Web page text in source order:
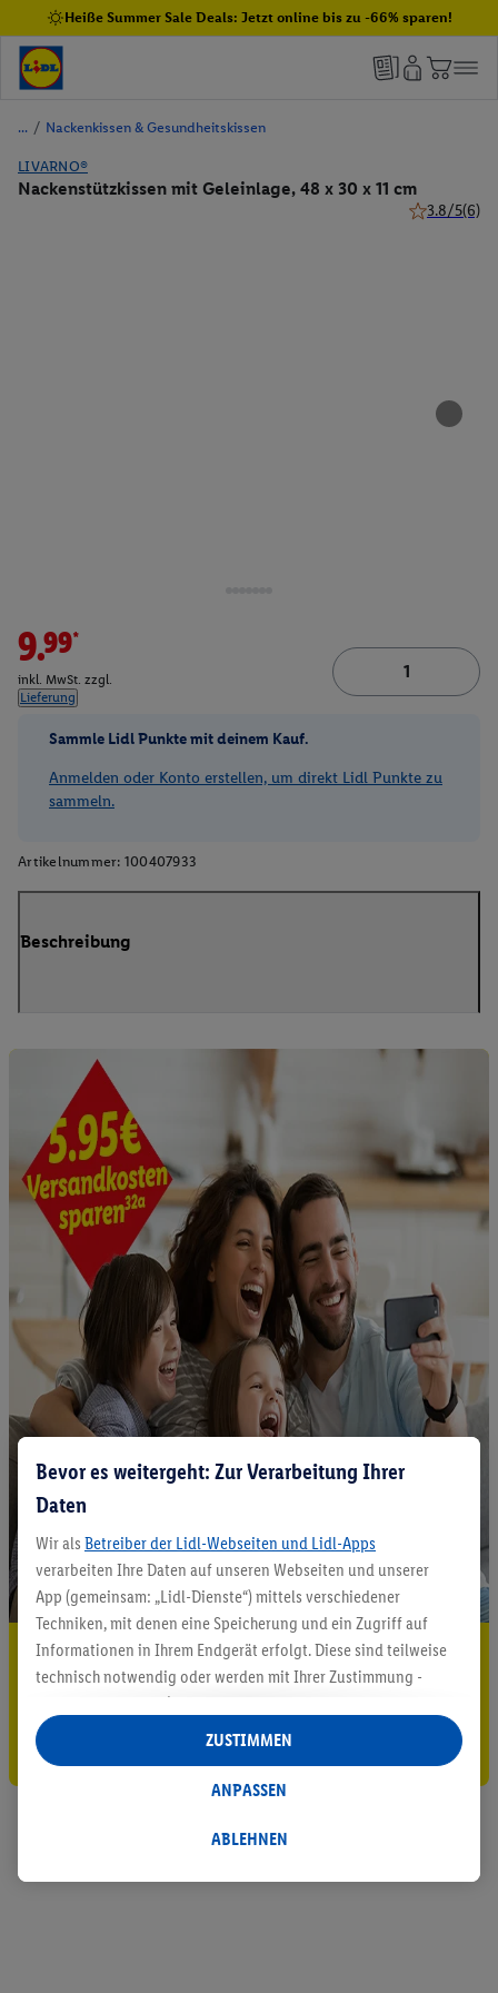
Heiße Summer Sale Deals: Jetzt online bis zu -66% sparen!
/ Nackenkissen & Gesundheitskissen
LIVARNO®
Nackenstützkissen mit Geleinlage, 48 x 30 x 11 cm
3.8/5(6)
9.99*
inkl. MwSt. zzgl.
Lieferung
Sammle Lidl Punkte mit deinem Kauf.
Anmelden oder Konto erstellen, um direkt Lidl Punkte zu
sammeln.
Artikelnummer: 100407933
Beschreibung
5.95 € Versand sparen³²ᵃ
Jetzt zum Newsletter anmelden
Gutschein sichern!
Bevor es weitergeht: Zur Verarbeitung Ihrer
Daten
Wir als Betreiber der Lidl-Webseiten und Lidl-Apps
verarbeiten Ihre Daten auf unseren Webseiten und unserer
App (gemeinsam: „Lidl-Dienste“) mittels verschiedener
Techniken, mit denen eine Speicherung und ein Zugriff auf
Informationen in Ihrem Endgerät erfolgt. Diese sind teilweise
technisch notwendig oder werden mit Ihrer Zustimmung -
auch durch Partner (u.a.
Verantwortliche; im Zusammenhang mit dem IAB TCF
insgesamt
Statistik-Erstellung oder für personalisierte Werbung
Datenverarbeitungen für personalisierte Werbung werden
ABLEHNEN
ANPASSEN
ZUSTIMMEN